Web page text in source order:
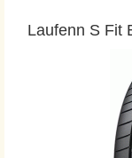
Laufenn S Fit